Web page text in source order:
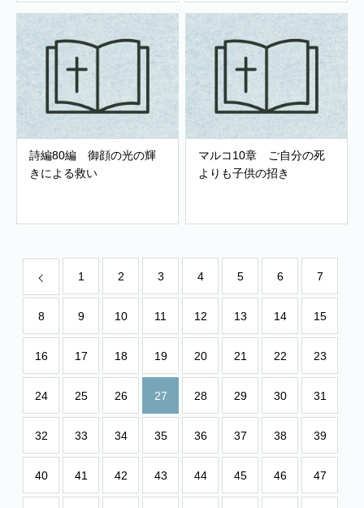
詩編80編 御顔の光の輝
きによる救い
マルコ10章 ご自分の死
よりも子供の招き
1 2 3 4 5 6 7
8 9 10 11 12 13 14 15
16 17 18 19 20 21 22 23
24 25 26 27 28 29 30 31
32 33 34 35 36 37 38 39
40 41 42 43 44 45 46 47